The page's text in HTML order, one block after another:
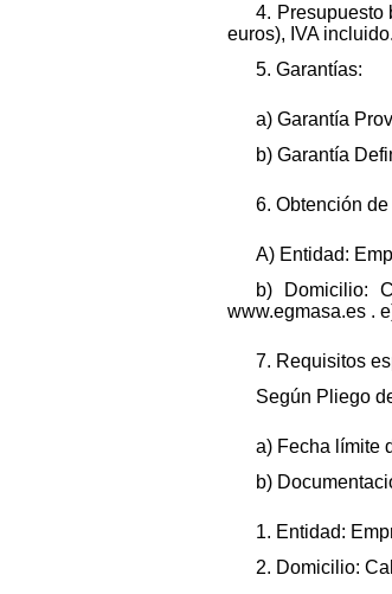
4. Presupuesto
euros), IVA incluido.
5. Garantías:
a) Garantía
b) Garantía
6. Obtención
A) Entidad:
b) Domicilio:
www.egmasa.es .
7. Requisitos
Según Pliego
a) Fecha límite
b)
1. Entidad:
2. Domicilio: